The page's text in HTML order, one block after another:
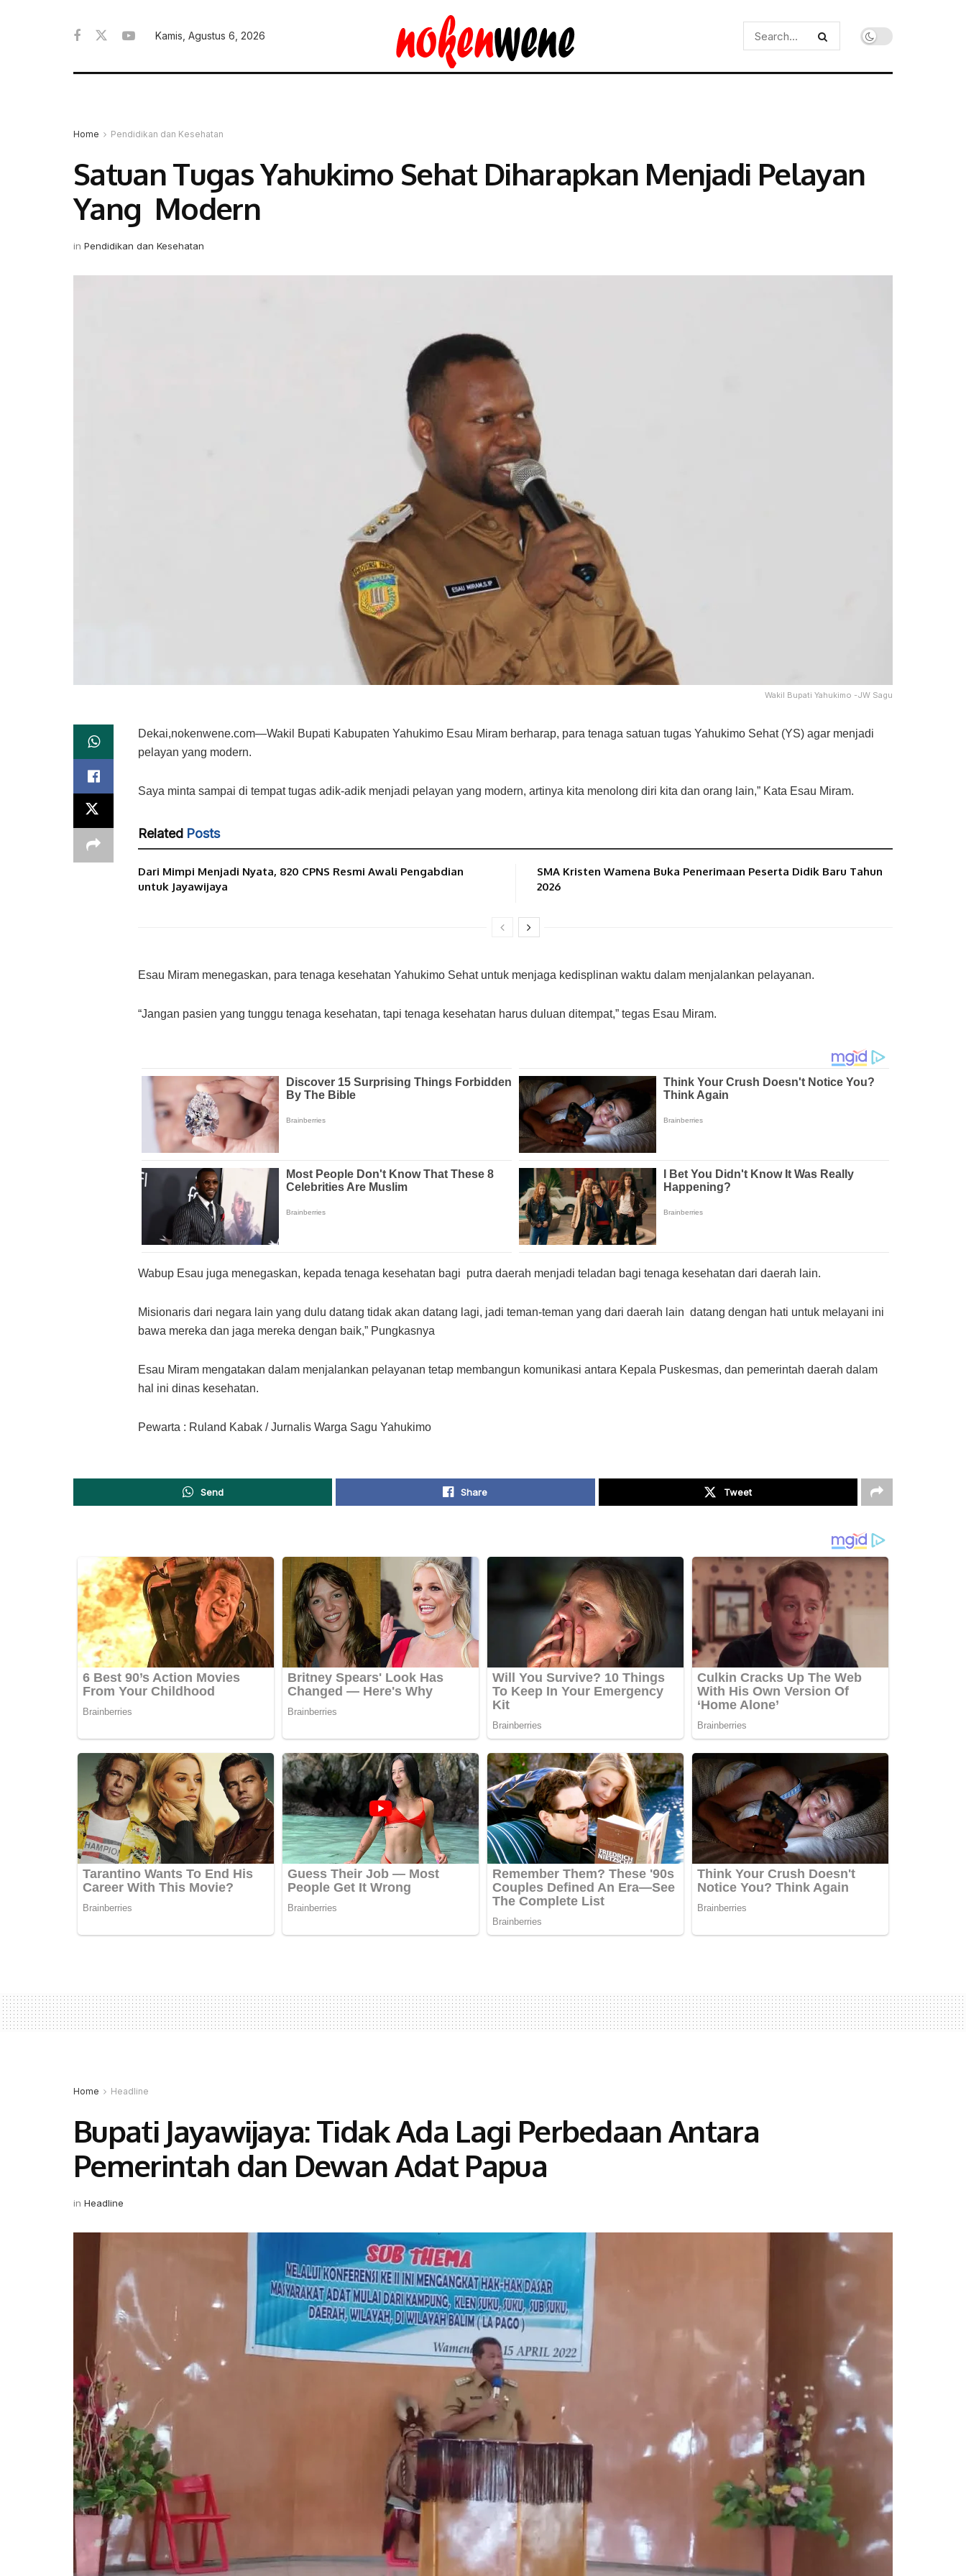
Kamis, Agustus 6, 2026
Home Pendidikan dan Kesehatan
Satuan Tugas Yahukimo Sehat Diharapkan Menjadi Pelayan
Yang Modern
in Pendidikan dan Kesehatan
Wakil Bupati Yahukimo -JW Sagu
Dekai,nokenwene.com—Wakil Bupati Kabupaten Yahukimo Esau Miram berharap, para tenaga satuan tugas Yahukimo Sehat (YS) agar menjadi
pelayan yang modern.
Saya minta sampai di tempat tugas adik-adik menjadi pelayan yang modern, artinya kita menolong diri kita dan orang lain,” Kata Esau Miram.
Related Posts
Dari Mimpi Menjadi Nyata, 820 CPNS Resmi Awali Pengabdian
untuk Jayawijaya
SMA Kristen Wamena Buka Penerimaan Peserta Didik Baru Tahun
2026
Esau Miram menegaskan, para tenaga kesehatan Yahukimo Sehat untuk menjaga kedisplinan waktu dalam menjalankan pelayanan.
“Jangan pasien yang tunggu tenaga kesehatan, tapi tenaga kesehatan harus duluan ditempat,” tegas Esau Miram.
Wabup Esau juga menegaskan, kepada tenaga kesehatan bagi putra daerah menjadi teladan bagi tenaga kesehatan dari daerah lain.
Misionaris dari negara lain yang dulu datang tidak akan datang lagi, jadi teman-teman yang dari daerah lain datang dengan hati untuk melayani ini
bawa mereka dan jaga mereka dengan baik,” Pungkasnya
Esau Miram mengatakan dalam menjalankan pelayanan tetap membangun komunikasi antara Kepala Puskesmas, dan pemerintah daerah dalam
hal ini dinas kesehatan.
Pewarta : Ruland Kabak / Jurnalis Warga Sagu Yahukimo
Send Share Tweet
Home Headline
Bupati Jayawijaya: Tidak Ada Lagi Perbedaan Antara
Pemerintah dan Dewan Adat Papua
in Headline